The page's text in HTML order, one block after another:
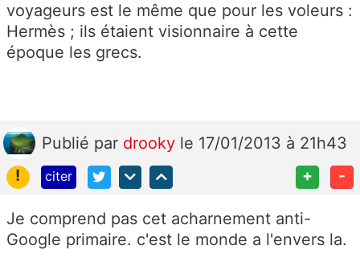
voyageurs est le même que pour les voleurs :
Hermès ; ils étaient visionnaire à cette
époque les grecs.
Publié par drooky le 17/01/2013 à 21h43
!
citer + -
Je comprend pas cet acharnement anti-
Google primaire. c'est le monde a l'envers la.